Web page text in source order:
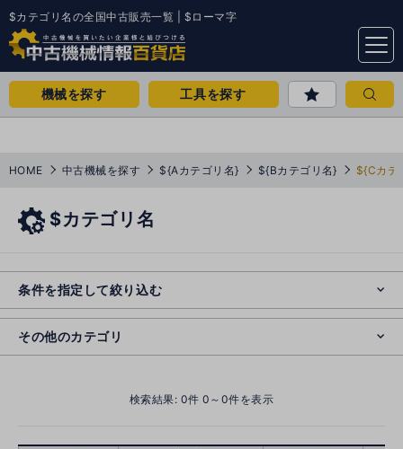
$カテゴリ名の全国中古販売一覧 | $ローマ字
menu
機械を探す 工具を探す
HOME 中古機械を探す ${Aカテゴリ名} ${Bカテゴリ名} ${Cカテ
$カテゴリ名
条件を指定して絞り込む
その他のカテゴリ
o
s
e
検索結果: 0件 0～0件を表示